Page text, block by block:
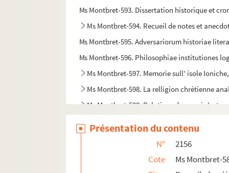
Ms Montbret-593. Dissertation historique et
Ms Montbret-594. Recueil de notes et
Ms Montbret-595. Adversariorum historiae
Ms Montbret-596. Philosophiae institutiones
Ms Montbret-597. Memorie sull' isole
Ms Montbret-598. La relligion chrétienne
Ms Montbret-599. Relations de ce qui s'est
Ms Montbret-601. Stats Forfatningen af
Présentation du contenu
N°
2156
Cote
Ms Montbret-